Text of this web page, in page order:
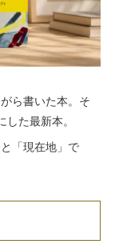
ら書いた本。そ
た最新本。
「現在地」で